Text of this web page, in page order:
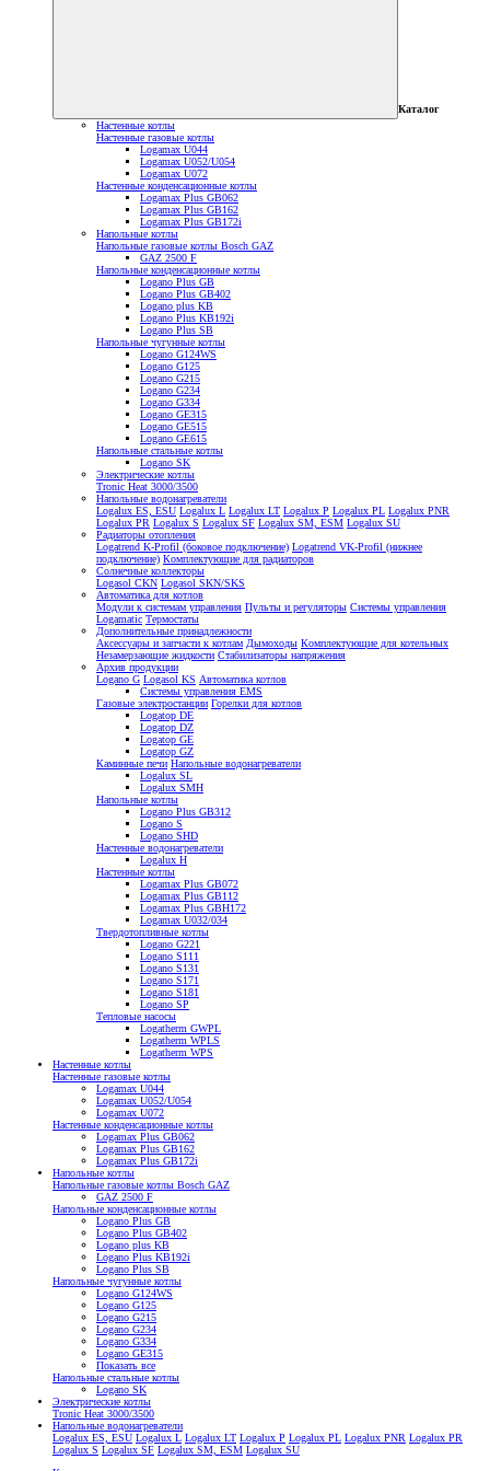
Каталог
Настенные котлы
Настенные газовые котлы
Logamax U044
Logamax U052/U054
Logamax U072
Настенные конденсационные котлы
Logamax Plus GB062
Logamax Plus GB162
Logamax Plus GB172i
Напольные котлы
Напольные газовые котлы Bosch GAZ
GAZ 2500 F
Напольные конденсационные котлы
Logano Plus GB
Logano Plus GB402
Logano plus KB
Logano Plus KB192i
Logano Plus SB
Напольные чугунные котлы
Logano G124WS
Logano G125
Logano G215
Logano G234
Logano G334
Logano GE315
Logano GE515
Logano GE615
Напольные стальные котлы
Logano SK
Электрические котлы
Tronic Heat 3000/3500
Напольные водонагреватели
Logalux ES, ESU Logalux L Logalux LT Logalux P Logalux PL Logalux PNR
Logalux PR Logalux S Logalux SF Logalux SM, ESM Logalux SU
Радиаторы отопления
Logatrend K-Profil (боковое подключение) Logatrend VK-Profil (нижнее
подключение) Комплектующие для радиаторов
Солнечные коллекторы
Logasol CKN Logasol SKN/SKS
Автоматика для котлов
Модули к системам управления Пульты и регуляторы Системы управления
Logamatic Термостаты
Дополнительные принадлежности
Аксессуары и запчасти к котлам Дымоходы Комплектующие для котельных
Незамерзающие жидкости Стабилизаторы напряжения
Архив продукции
Logano G Logasol KS Автоматика котлов
Системы управления EMS
Газовые электростанции Горелки для котлов
Logatop DE
Logatop DZ
Logatop GE
Logatop GZ
Каминные печи Напольные водонагреватели
Logalux SL
Logalux SMH
Напольные котлы
Logano Plus GB312
Logano S
Logano SHD
Настенные водонагреватели
Logalux H
Настенные котлы
Logamax Plus GB072
Logamax Plus GB112
Logamax Plus GBH172
Logamax U032/034
Твердотопливные котлы
Logano G221
Logano S111
Logano S131
Logano S171
Logano S181
Logano SP
Тепловые насосы
Logatherm GWPL
Logatherm WPLS
Logatherm WPS
Настенные котлы
Настенные газовые котлы
Logamax U044
Logamax U052/U054
Logamax U072
Настенные конденсационные котлы
Logamax Plus GB062
Logamax Plus GB162
Logamax Plus GB172i
Напольные котлы
Напольные газовые котлы Bosch GAZ
GAZ 2500 F
Напольные конденсационные котлы
Logano Plus GB
Logano Plus GB402
Logano plus KB
Logano Plus KB192i
Logano Plus SB
Напольные чугунные котлы
Logano G124WS
Logano G125
Logano G215
Logano G234
Logano G334
Logano GE315
Показать все
Напольные стальные котлы
Logano SK
Электрические котлы
Tronic Heat 3000/3500
Напольные водонагреватели
Logalux ES, ESU Logalux L Logalux LT Logalux P Logalux PL Logalux PNR Logalux PR
Logalux S Logalux SF Logalux SM, ESM Logalux SU